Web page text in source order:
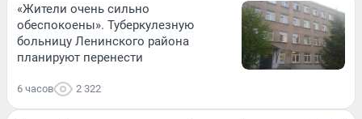
«Жители очень сильно
обеспокоены». Туберкулезную
больницу Ленинского района
планируют перенести
6 часов 2 322